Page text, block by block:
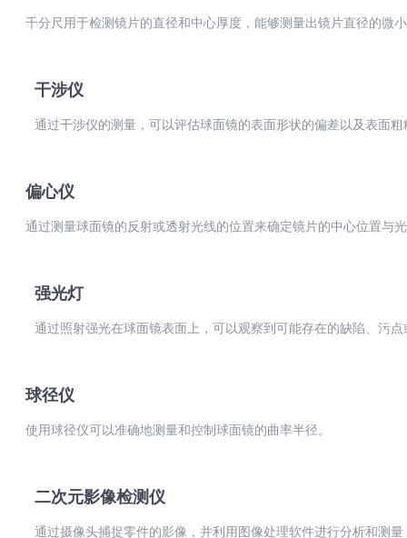
千分尺用于检测镜片的直径和中心厚度，能够测量出镜片直径的微
干涉仪
通过干涉仪的测量，可以评估球面镜的表面形状的偏差以及表面
偏心仪
通过测量球面镜的反射或透射光线的位置来确定镜片的中心位置与
强光灯
通过照射强光在球面镜表面上，可以观察到可能存在的缺陷、污
球径仪
使用球径仪可以准确地测量和控制球面镜的曲率半径。
二次元影像检测仪
通过摄像头捕捉零件的影像，并利用图像处理软件进行分析和测